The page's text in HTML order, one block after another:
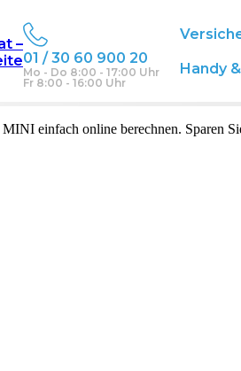
–
01 / 30 60 900 20
Mo - Do 8:00 - 17:00 Uhr
Fr 8:00 - 16:00 Uhr
Handy
MINI einfach online berechnen. Sparen